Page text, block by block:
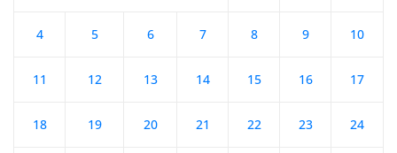
4 5 6 7 8 9 10
11 12 13 14 15 16 17
18 19 20 21 22 23 24